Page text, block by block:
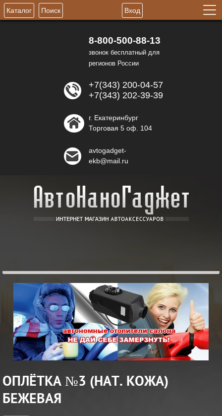
8-800-500-88-13
звонок бесплатный для
регионов России
+7(343) 200-04-57
+7(343) 202-39-39
г. Екатеринбург
Торговая 5 оф. 104
avtogadget-
ekb@mail.ru
ОПЛЁТКА №3 (НАТ. КОЖА)
БЕЖЕВАЯ
Каталог Поиск Вход